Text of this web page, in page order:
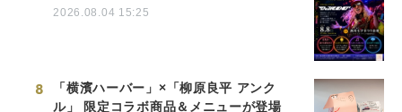
2026.08.04 15:25
8
「横濱ハーバー」×「柳原良平 アンク
ル」 限定コラボ商品＆メニューが登場